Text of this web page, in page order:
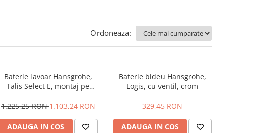
Ordoneaza:
Baterie lavoar Hansgrohe,
Talis Select E, montaj pe
1.225,25 RON1.103,24 RON
ADAUGA IN COS
Baterie bideu Hansgrohe,
Logis, cu ventil, crom
329,45 RON
ADAUGA IN COS